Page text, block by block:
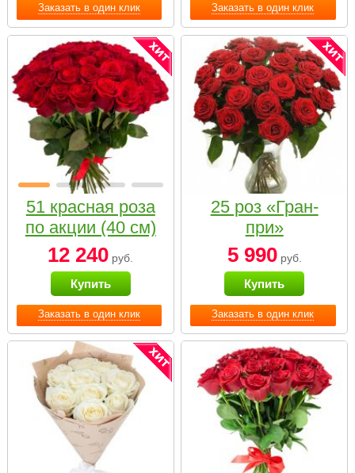
Заказать в один клик Заказать в один клик
Заказать в один клик
51 красная роза
по акции (40 см)
12 240 руб.
Купить
Заказать в один клик
25 роз «Гран-
при»
5 990руб.
Купить